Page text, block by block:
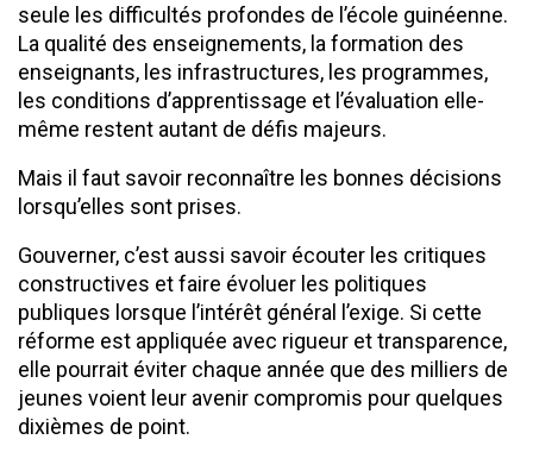
seule les difficultés profondes de l’école guinéenne.
La qualité des enseignements, la formation des
enseignants, les infrastructures, les programmes,
les conditions d’apprentissage et l’évaluation elle-
même restent autant de défis majeurs.
Mais il faut savoir reconnaître les bonnes décisions
lorsqu’elles sont prises.
Gouverner, c’est aussi savoir écouter les critiques
constructives et faire évoluer les politiques
publiques lorsque l’intérêt général l’exige. Si cette
réforme est appliquée avec rigueur et transparence,
elle pourrait éviter chaque année que des milliers de
jeunes voient leur avenir compromis pour quelques
dixièmes de point.